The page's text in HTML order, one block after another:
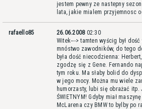
jestem pewny ze nastepny
lata, jakie mialem przyjemnosc
rafaello85 26.06.2008 02:30
Witek---> tamten wyścig był
mnóstwo zawodników, do tego
była dość niecodzienna:
zgodzę się z Gene. Fernando
tym roku. Ma słaby bolid do
w jego mocy. Można mu wiele
humorzasty, lubi się obrażać
ŚWIETNYM! Gdyby miał
McLarena czy BMW to bylby po